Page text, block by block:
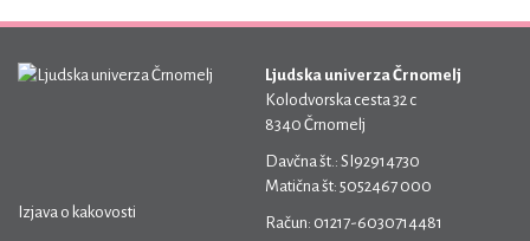
Izjava o kakovosti
Ljudska univerza Črnomelj
Kolodvorska cesta 32 c
8340 Črnomelj
Davčna št.: SI92914730
Matična št: 5052467 000
Račun: 01217-6030714481